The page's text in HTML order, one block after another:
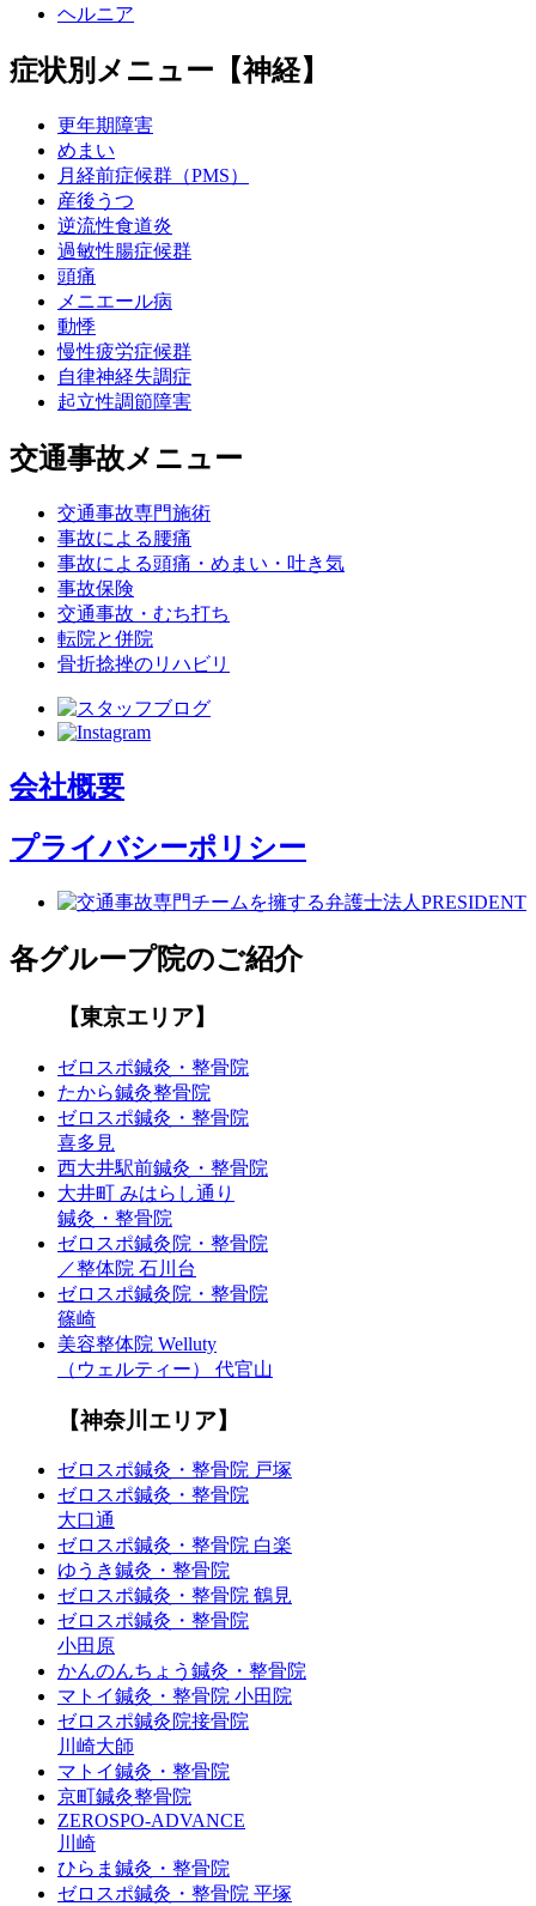
ヘルニア
症状別メニュー【神経】
更年期障害
めまい
月経前症候群（PMS）
産後うつ
逆流性食道炎
過敏性腸症候群
頭痛
メニエール病
動悸
慢性疲労症候群
自律神経失調症
起立性調節障害
交通事故メニュー
交通事故専門施術
事故による腰痛
事故による頭痛・めまい・吐き気
事故保険
交通事故・むち打ち
転院と併院
骨折捻挫のリハビリ
会社概要
プライバシーポリシー
各グループ院のご紹介
【東京エリア】
ゼロスポ鍼灸・整骨院
たから鍼灸整骨院
ゼロスポ鍼灸・整骨院
喜多見
西大井駅前鍼灸・整骨院
大井町 みはらし通り
鍼灸・整骨院
ゼロスポ鍼灸院・整骨院
／整体院 石川台
ゼロスポ鍼灸院・整骨院
篠崎
美容整体院 Welluty
（ウェルティー） 代官山
【神奈川エリア】
ゼロスポ鍼灸・整骨院 戸塚
ゼロスポ鍼灸・整骨院
大口通
ゼロスポ鍼灸・整骨院 白楽
ゆうき鍼灸・整骨院
ゼロスポ鍼灸・整骨院 鶴見
ゼロスポ鍼灸・整骨院
小田原
かんのんちょう鍼灸・整骨院
マトイ鍼灸・整骨院 小田院
ゼロスポ鍼灸院接骨院
川崎大師
マトイ鍼灸・整骨院
京町鍼灸整骨院
ZEROSPO-ADVANCE
川崎
ひらま鍼灸・整骨院
ゼロスポ鍼灸・整骨院 平塚